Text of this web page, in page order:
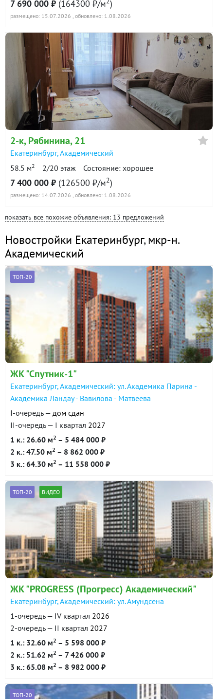
7 690 000 ₽ (164300 ₽/м )
размещено: 15.07.2026 , обновлено: 1.08.2026
2-к, Рябинина, 21
Екатеринбург,Академический
58.5 м2 2/20 этаж Состояние: хорошее
7 400 000 ₽ (126500 ₽/м2)
размещено: 14.07.2026 , обновлено: 1.08.2026
показать все похожие объявления: 13 предложений
Новостройки Екатеринбург,мкр-н.
Академический
ТОП-20
ЖК "Спутник-1"
Екатеринбург, Академический: ул. Академика Парина -
Академика Ландау - Вавилова - Матвеева
I-очередь — дом сдан
II-очередь — I квартал 2027
1 к.: 26.60 м2 – 5 484 000 ₽
2 к.: 47.50 м2 – 8 862 000 ₽
3 к.: 64.30 м2 – 11 558 000 ₽
ТОП-20 ВИДЕО
ЖК "PROGRESS (Прогресс) Академический"
Екатеринбург, Академический: ул. Амундсена
1-очередь — IV квартал 2026
2-очередь — II квартал 2027
1 к.: 32.60 м2 – 5 598 000 ₽
2 к.: 51.62 м2 – 7 426 000 ₽
3 к.: 65.08 м2 – 8 982 000 ₽
ТОП-20